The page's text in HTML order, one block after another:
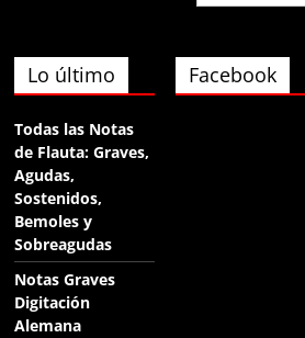
Lo último
Todas las Notas
de Flauta: Graves,
Agudas,
Sostenidos,
Bemoles y
Sobreagudas
Notas Graves
Digitación
Alemana
Facebook